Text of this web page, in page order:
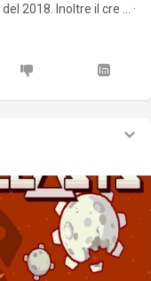
2018. Inoltre il cre … ·